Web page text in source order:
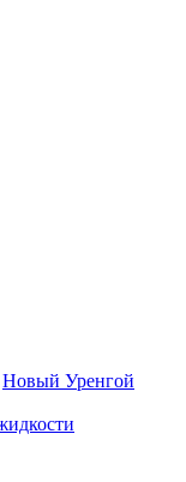
Новый Уренгой